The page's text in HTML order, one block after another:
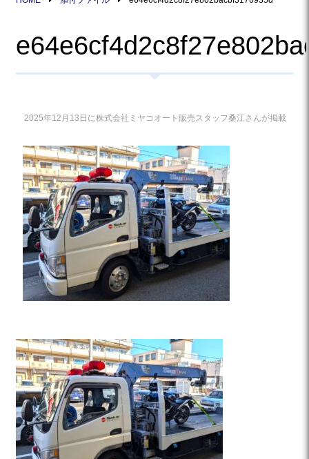
2025年12月13日に株式会社ミヤコオート販売スタッフ桑江さんが掲載